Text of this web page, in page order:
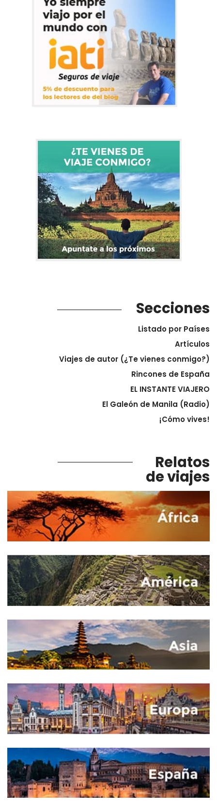
Secciones
Listado por Países
Artículos
Viajes de autor (¿Te vienes conmigo?)
Rincones de España
EL INSTANTE VIAJERO
El Galeón de Manila (Radio)
¡Cómo vives!
Relatos
de viajes